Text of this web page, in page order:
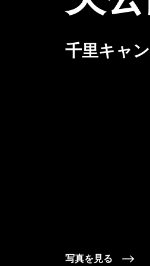
千里キャ
写真を見る